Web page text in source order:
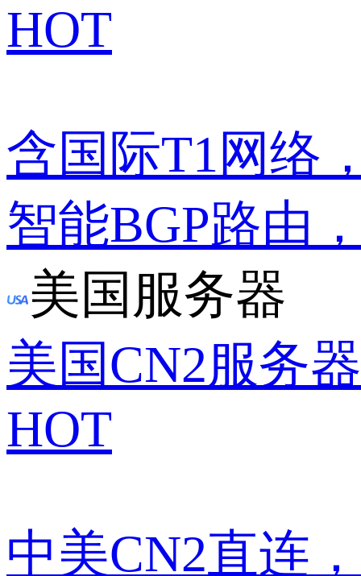
HOT
含国际T1网络
智能BGP路由
美国服务器
美国CN2服务器
HOT
中美CN2直连